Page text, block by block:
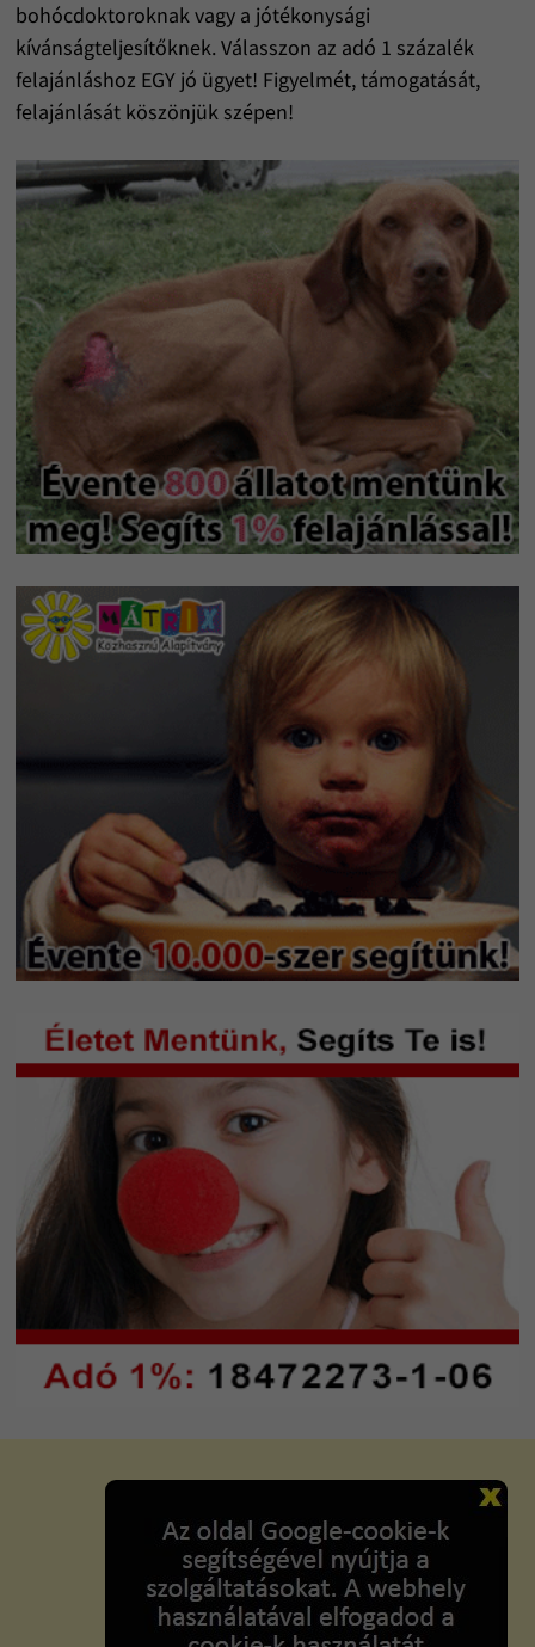
bohócdoktoroknak vagy a jótékonysági
kívánságteljesítőknek. Válasszon az adó 1 százalék
felajánláshoz EGY jó ügyet! Figyelmét, támogatását,
felajánlását köszönjük szépen!